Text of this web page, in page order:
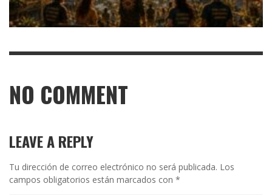
NO COMMENT
LEAVE A REPLY
Tu dirección de correo electrónico no será publicada. Los
campos obligatorios están marcados con *